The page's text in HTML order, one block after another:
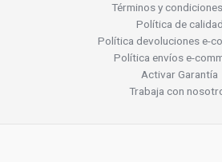
Términos y
Política de calidad
Política devoluciones e-
Política envíos e-
Activar Garantía
Trabaja con